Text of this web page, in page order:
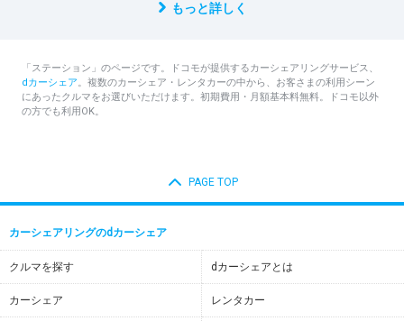
もっと詳しく
「ステーション」のページです。ドコモが提供するカーシェアリングサービス、
dカーシェア。複数のカーシェア・レンタカーの中から、お客さまの利用シーン
にあったクルマをお選びいただけます。初期費用・月額基本料無料。ドコモ以外
の方でも利用OK。
PAGE TOP
カーシェアリングのdカーシェア
クルマを探す dカーシェアとは
カーシェア レンタカー